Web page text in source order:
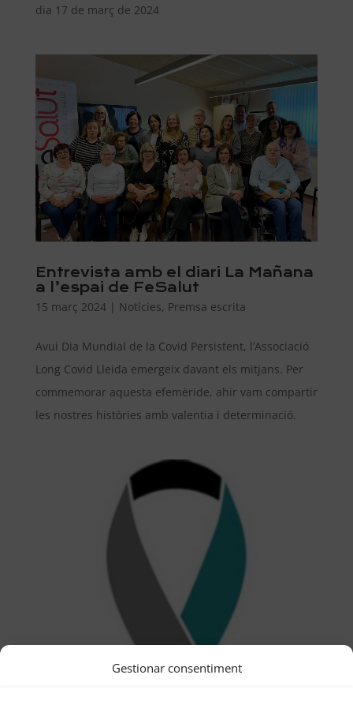
Gestionar consentiment
dia 17 de març de 2024
Entrevista amb el diari La Mañana
a l’espai de FeSalut
15 març 2024| Notícies, Premsa escrita
Avui Dia Mundial de la Covid Persistent, l’Associació
Long Covid Lleida emergeix davant els mitjans. Per
commemorar aquesta efemèride, ahir vam compartir
les nostres històries amb valentia i determinació.